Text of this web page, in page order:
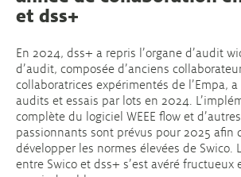
et dss+
En 2024, dss+ a repris l’organe d’audit
d’audit, composée d’anciens
collaboratrices expérimentés de l’Empa,
audits et essais par lots en 2024.
complète du logiciel WEEE flow et
passionnants sont prévus pour 2025 afin
développer les normes élevées de Swico.
entre Swico et dss+ s’est avéré fructueux